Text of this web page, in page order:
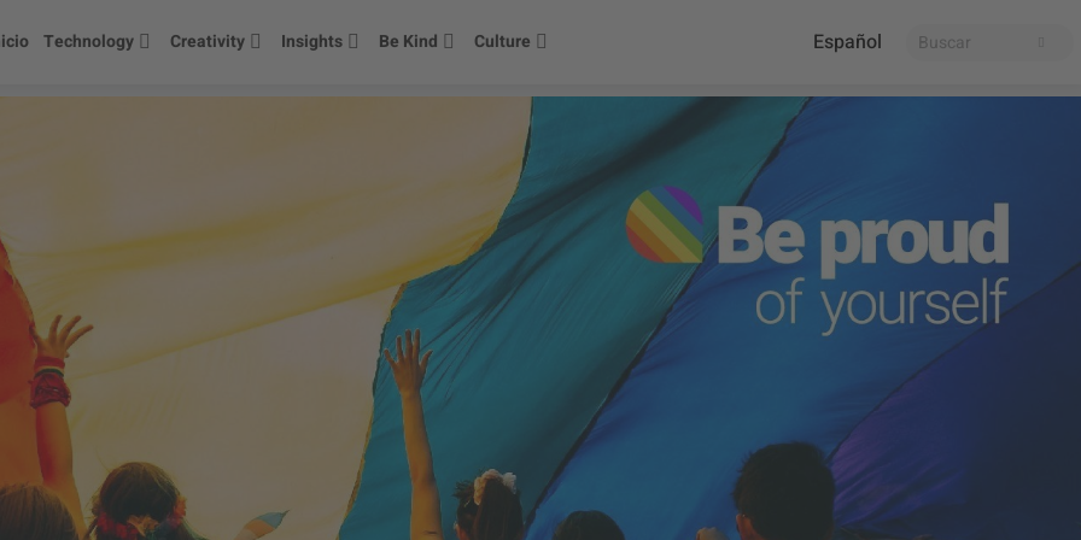
Technology Creativity Insights Be Kind Culture Español